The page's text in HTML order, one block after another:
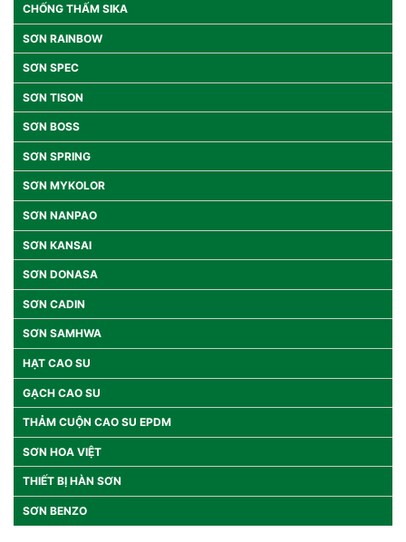
CHỐNG THẤM SIKA
SƠN RAINBOW
SƠN SPEC
SƠN TISON
SƠN BOSS
SƠN SPRING
SƠN MYKOLOR
SƠN NANPAO
SƠN KANSAI
SƠN DONASA
SƠN CADIN
SƠN SAMHWA
HẠT CAO SU
GẠCH CAO SU
THẢM CUỘN CAO SU EPDM
SƠN HOA VIỆT
THIẾT BỊ HÀN SƠN
SƠN BENZO